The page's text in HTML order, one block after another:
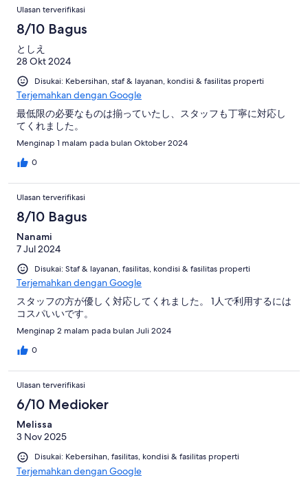
Ulasan terverifikasi
8/10 Bagus
としえ
28 Okt 2024
Disukai: Kebersihan, staf & layanan, kondisi & fasilitas properti
Terjemahkan dengan Google
最低限の必要なものは揃っていたし、スタッフも丁寧に対応し
てくれました。
Menginap 1 malam pada bulan Oktober 2024
0
Ulasan terverifikasi
8/10 Bagus
Nanami
7 Jul 2024
Disukai: Staf & layanan, fasilitas, kondisi & fasilitas properti
Terjemahkan dengan Google
スタッフの方が優しく対応してくれました。 1人で利用するには
コスパいいです。
Menginap 2 malam pada bulan Juli 2024
0
Ulasan terverifikasi
6/10 Medioker
Melissa
3 Nov 2025
Disukai: Kebersihan, fasilitas, kondisi & fasilitas properti
Terjemahkan dengan Google